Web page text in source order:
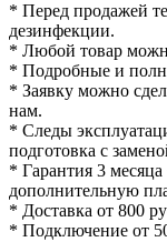
* Перед продажей
дезинфекции.
* Любой товар
* Подробные и
* Заявку можно
нам.
* Следы
подготовка с
* Гарантия 3
дополнительную
* Доставка от 800
* Подключение от